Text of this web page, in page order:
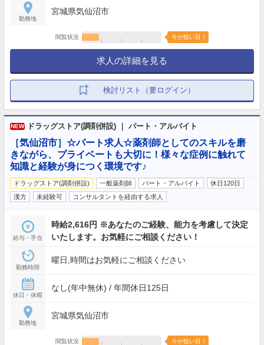
勤務地
宮城県気仙沼市
閲覧状況 今が狙い目！
求人の詳細を見る
検討リスト（要ログイン）
NEW ドラッグストア(調剤併設) ｜ パート・アルバイト
［気仙沼市］☆パート求人☆薬剤師としてのスキルを磨
きながら、プライベートも大切に！様々な症例に触れて
知識と経験が身につく環境です♪
ドラッグストア(調剤併設) 一般薬剤師 パート・アルバイト
休日120日
漢方
未経験可 コンサルタントを経由する求人
給与・手当
時給2,616円 ※あなたのご経験、能力を考慮して決定
いたします。お気軽にご相談ください！
勤務時間
曜日,時間はお気軽にご相談ください
休日・休暇
なし(年中無休) / 年間休日125日
勤務地
宮城県気仙沼市
閲覧状況 今が狙い目！